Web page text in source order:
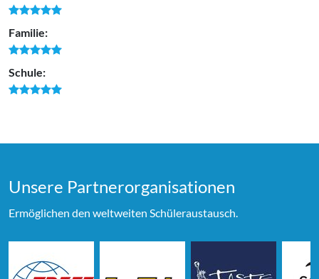
Familie:
Schule:
Unsere Partner­organi­sationen
Ermöglichen den weltweiten Schüleraustausch.